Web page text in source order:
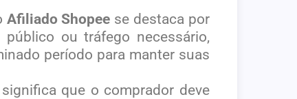
Afiliado Shopee se destaca por
ou tráfego necessário,
período para manter suas
que o comprador deve